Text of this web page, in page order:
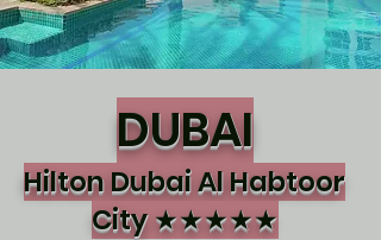
DUBAI
Hilton Dubai Al Habtoor
City ★★★★★